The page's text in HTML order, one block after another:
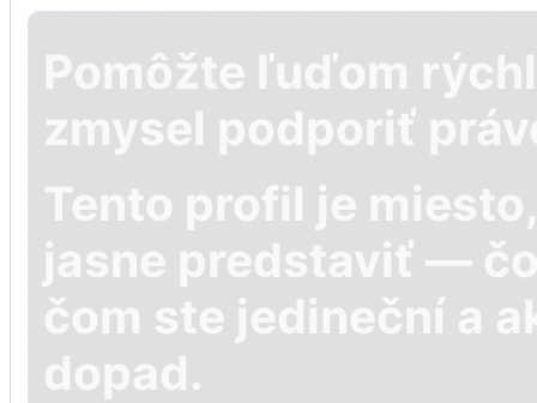
Pomôžte ľuďom
zmysel podporiť
Tento profil je
jasne predstaviť —
čom ste jedineční a
dopad.